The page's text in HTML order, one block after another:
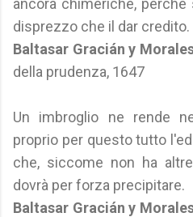
ancora chimeriche,
disprezzo che il dar credito.
Baltasar Gracián y
della prudenza, 1647
Un imbroglio ne rende
proprio per questo tutto
che, siccome non ha
dovrà per forza precipitare.
Baltasar Gracián y